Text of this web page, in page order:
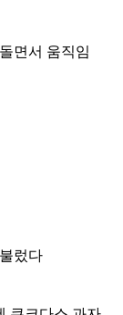
면서 움직임
렀다